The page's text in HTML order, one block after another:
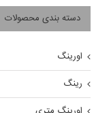
دسته بندی محصولات
اورینگ
رینگ